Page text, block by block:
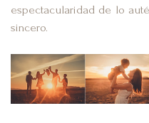
espectacularidad de lo
sincero.